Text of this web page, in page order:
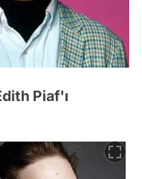
Piaf'ı